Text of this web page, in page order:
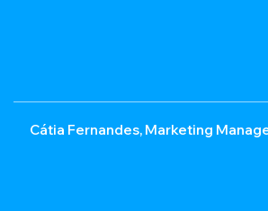
Cátia Fernandes, Marketing